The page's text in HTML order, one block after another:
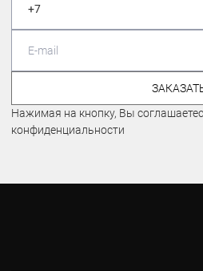
Нажимая на кнопку, Вы
конфиденциальности